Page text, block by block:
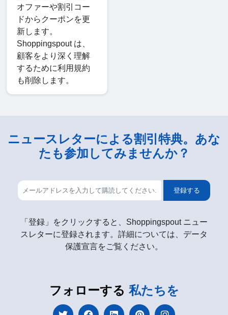
オファーや割引コー
ドからクーポンを更
新します。
Shoppingspout は、
顧客をより深く理解
するために利用規約
も削除します。
ニュースレターによる割引特典。あな
たも参加してみませんか？
登録する
「登録」をクリックすると、Shoppingspout ニュー
スレターに登録されます。詳細については、データ
保護宣言をご覧ください。
フォローする 私たちを